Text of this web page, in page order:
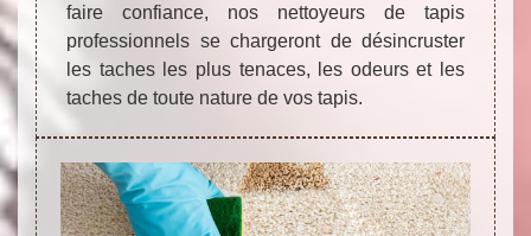
faire confiance, nos nettoyeurs de tapis
professionnels se chargeront de désincruster
les taches les plus tenaces, les odeurs et les
taches de toute nature de vos tapis.